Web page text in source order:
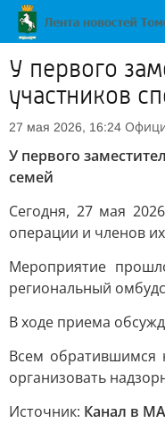
У первого
участников
27 мая 2026, 16:24
У первого
семей
Сегодня, 27 мая
операции и членов
Мероприятие
региональный
В ходе приема
Всем обратившимся
организовать
Источник: Канал в